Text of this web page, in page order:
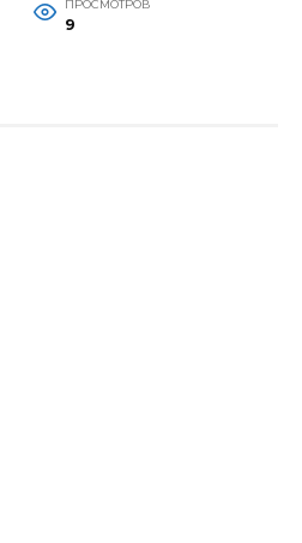
ПРОСМОТРОВ
9